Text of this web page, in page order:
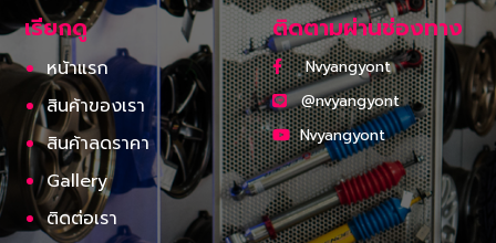
เรียกดู
หน้าแรก
สินค้าของเรา
สินค้าลดราคา
Gallery
ติดต่อเรา
ติดตามผ่านช่องทาง
Nvyangyont
@nvyangyont
Nvyangyont